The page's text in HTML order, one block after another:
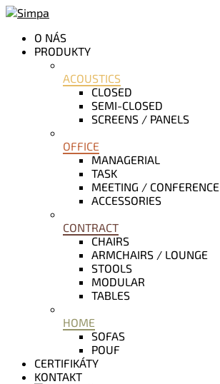
O NÁS
PRODUKTY
ACOUSTICS
CLOSED
SEMI-CLOSED
SCREENS / PANELS
OFFICE
MANAGERIAL
TASK
MEETING / CONFERENCE
ACCESSORIES
CONTRACT
CHAIRS
ARMCHAIRS / LOUNGE
STOOLS
MODULAR
TABLES
HOME
SOFAS
POUF
CERTIFIKÁTY
KONTAKT